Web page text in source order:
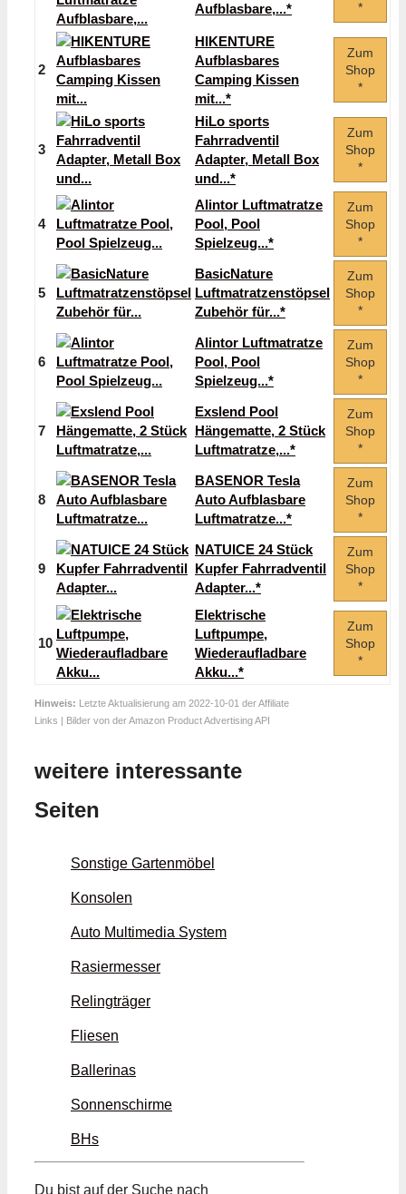
Aufblasbare,...* *
2
HIKENTURE
Aufblasbares
Camping Kissen
mit...*
Zum
Shop
*
3
HiLo sports
Fahrradventil
Adapter, Metall Box
und...*
Zum
Shop
*
4
Alintor Luftmatratze
Pool, Pool
Spielzeug...*
Zum
Shop
*
5
BasicNature
Luftmatratzenstöpsel
Zubehör für...*
Zum
Shop
*
6
Alintor Luftmatratze
Pool, Pool
Spielzeug...*
Zum
Shop
*
7
Exslend Pool
Hängematte, 2 Stück
Luftmatratze,...*
Zum
Shop
*
8
BASENOR Tesla
Auto Aufblasbare
Luftmatratze...*
Zum
Shop
*
9
NATUICE 24 Stück
Kupfer Fahrradventil
Adapter...*
Zum
Shop
*
10
Elektrische
Luftpumpe,
Wiederaufladbare
Akku...*
Zum
Shop
*
Hinweis: Letzte Aktualisierung am 2022-10-01 der Affiliate
Links | Bilder von der Amazon Product Advertising API
weitere interessante
Seiten
Sonstige Gartenmöbel
Konsolen
Auto Multimedia System
Rasiermesser
Relingträger
Fliesen
Ballerinas
Sonnenschirme
BHs
Du bist auf der Suche nach